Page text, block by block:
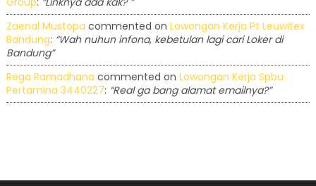
Zaenal Mustopa commented on Lowongan Kerja Pt Leuwitex
Bandung: “Wah nuhun infona, kebetulan lagi cari Loker di
Bandung”
Rega Ramadhana commented on Lowongan Kerja Spbu
Pertamina 3440227: “Real ga bang alamat emailnya?”